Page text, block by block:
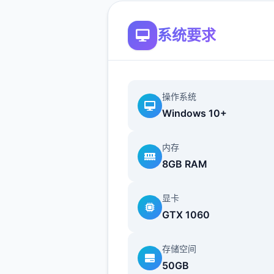
了7岁，这1天,师傅出了1道题,
试各位徒弟有没有天赋修习高
功....
这应用有隐藏的好感平台，同
动。
属性前期拉高，可以开剧情，
城市和自己出生点好多转转，
系统要求
操作系统
Windows 10+
内存
8GB RAM
显卡
GTX 1060
存储空间
50GB